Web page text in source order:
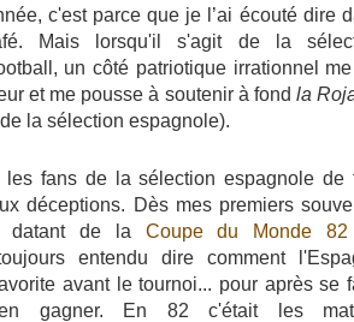
c'est parce que je l’ai écouté dire
Mais lorsqu'il s'agit de la
un côté patriotique irrationnel
et me pousse à soutenir à fond la
la sélection espagnole).
les fans de la sélection espagnole de
déceptions. Dès mes premiers
datant de la Coupe du Monde 82
entendu dire comment
avant le tournoi... pour après se
gagner. En 82 c'était les